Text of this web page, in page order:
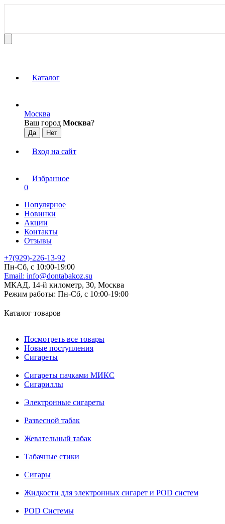
Каталог
Москва
Ваш город Москва?
Вход на сайт
Избранное
0
Популярное
Новинки
Акции
Контакты
Отзывы
+7(929)-226-13-92
Пн-Сб, с 10:00-19:00
Email: info@dontabakoz.su
МКАД, 14-й километр, 30, Москва
Режим работы: Пн-Сб, с 10:00-19:00
Каталог товаров
Посмотреть все товары
Новые поступления
Сигареты
Сигареты пачками МИКС
Сигариллы
Электронные сигареты
Развесной табак
Жевательный табак
Табачные стики
Сигары
Жидкости для электронных сигарет и POD систем
POD Системы